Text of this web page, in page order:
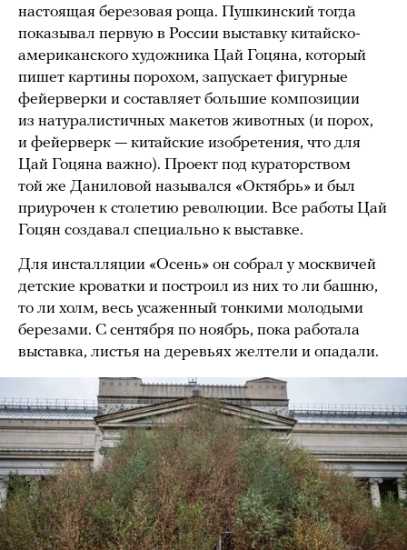
настоящая березовая роща. Пушкинский тогда
показывал первую в России выставку китайско-
американского художника Цай Гоцяна, который
пишет картины порохом, запускает фигурные
фейерверки и составляет большие композиции
из натуралистичных макетов животных (и порох,
и фейерверк — китайские изобретения, что для
Цай Гоцяна важно). Проект под кураторством
той же Даниловой назывался «Октябрь» и был
приурочен к столетию революции. Все работы Цай
Гоцян создавал специально к выставке.
Для инсталляции «Осень» он собрал у москвичей
детские кроватки и построил из них то ли башню,
то ли холм, весь усаженный тонкими молодыми
березами. С сентября по ноябрь, пока работала
выставка, листья на деревьях желтели и опадали.